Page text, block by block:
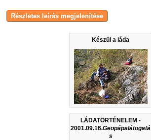
Készül a láda
LÁDATÖRTÉNELEM -
2001.09.16.Geopápalátogatá
s